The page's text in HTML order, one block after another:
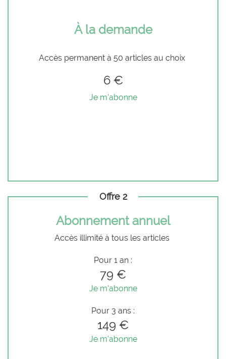
À la demande
Accès permanent à 50 articles au choix
6 €
Je m'abonne
Offre 2
Abonnement annuel
Accès illimité à tous les articles
Pour 1 an :
79 €
Je m'abonne
Pour 3 ans :
149 €
Je m'abonne